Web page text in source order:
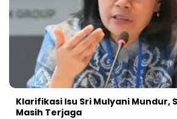
Klarifikasi Isu Sri Mulyani Mundur,
Masih Terjaga